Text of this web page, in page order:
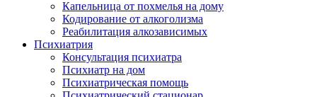
Капельница от похмелья на дому
Кодирование от алкоголизма
Реабилитация алкозависимых
Психиатрия
Консультация психиатра
Психиатр на дом
Психиатрическая помощь